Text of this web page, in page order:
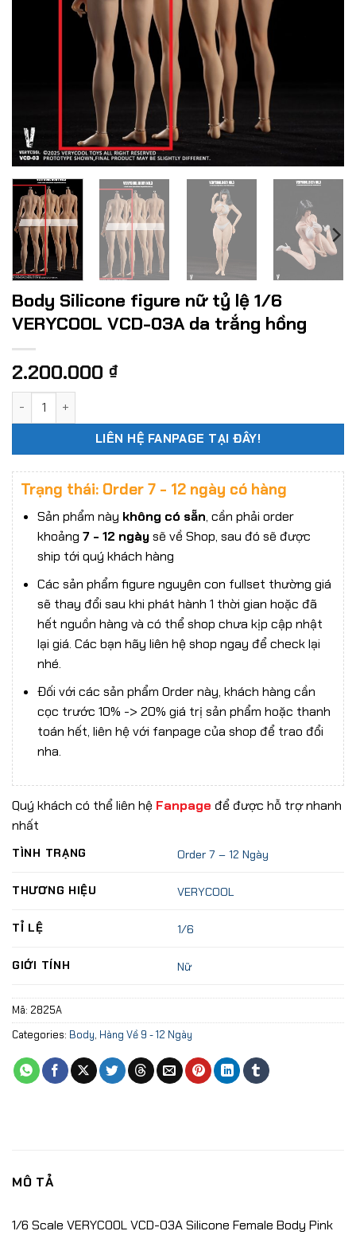
Body Silicone figure nữ tỷ lệ 1/6
VERYCOOL VCD-03A da trắng hồng
2.200.000 ₫
Body Silicone figure nữ tỷ lệ 1/6 VERYCOOL VCD-03A da
LIÊN HỆ FANPAGE TẠI ĐÂY!
Trạng thái: Order 7 - 12 ngày có hàng
Sản phẩm này không có sẵn, cần phải order
khoảng 7 - 12 ngàysẽ về Shop, sau đó sẽ được
ship tới quý khách hàng
Các sản phẩm figure nguyên con fullset thường giá
sẽ thay đổi sau khi phát hành 1 thời gian hoặc đã
hết nguồn hàng và có thể shop chưa kịp cập nhật
lại giá. Các bạn hãy liên hệ shop ngay để check lại
nhé.
Đối với các sản phẩm Order này, khách hàng cần
cọc trước 10% -> 20% giá trị sản phẩm hoặc thanh
toán hết, liên hệ với fanpage của shop để trao đổi
nha.
Quý khách có thể liên hệ Fanpage để được hỗ trợ nhanh
nhất
TÌNH TRẠNG Order 7 – 12 Ngày
THƯƠNG HIỆU VERYCOOL
TỈ LỆ 1/6
GIỚI TÍNH Nữ
Mã: 2825A
Categories: Body, Hàng Về 9 - 12 Ngày
MÔ TẢ
1/6 Scale VERYCOOL VCD-03A Silicone Female Body Pink